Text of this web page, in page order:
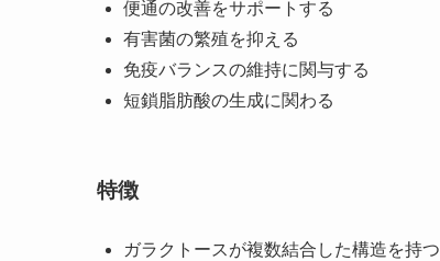
便通の改善をサポートする
有害菌の繁殖を抑える
免疫バランスの維持に関与する
短鎖脂肪酸の生成に関わる
特徴
ガラクトースが複数結合した構造を持つ